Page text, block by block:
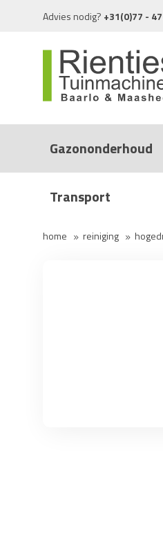
Advies nodig? +31(0)77 -
Gazononderhoud
Transport
home reiniging